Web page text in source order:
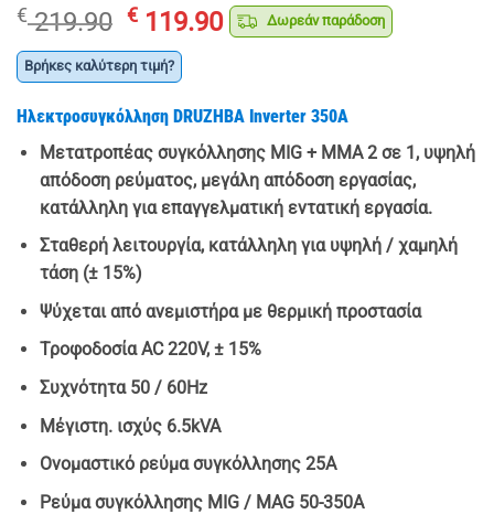
€219.90 Original
price
was:
€ 119.90Η
τρέχουσα
€ 119.90.
Δωρεάν παράδοση
Βρήκες καλύτερη τιμή?
Ηλεκτροσυγκόλληση DRUZHBA Inverter 350Α
Μετατροπέας συγκόλλησης MIG + MMA 2 σε 1, υψηλή
απόδοση ρεύματος, μεγάλη απόδοση εργασίας,
κατάλληλη για επαγγελματική εντατική εργασία.
Σταθερή λειτουργία, κατάλληλη για υψηλή / χαμηλή
τάση (± 15%)
Ψύχεται από ανεμιστήρα με θερμική προστασία
Τροφοδοσία AC 220V, ± 15%
Συχνότητα 50 / 60Hz
Μέγιστη. ισχύς 6.5kVA
Ονομαστικό ρεύμα συγκόλλησης 25Α
Ρεύμα συγκόλλησης MIG / MAG 50-350A